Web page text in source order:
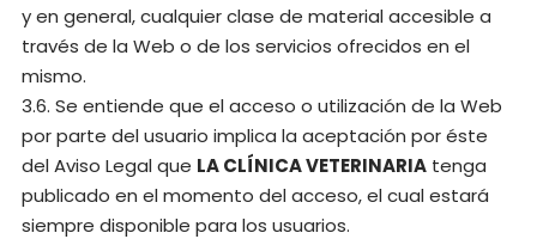
y en general, cualquier clase de material accesible a
través de la Web o de los servicios ofrecidos en el
mismo.
3.6. Se entiende que el acceso o utilización de la Web
por parte del usuario implica la aceptación por éste
del Aviso Legal que LA CLÍNICA VETERINARIA tenga
publicado en el momento del acceso, el cual estará
siempre disponible para los usuarios.